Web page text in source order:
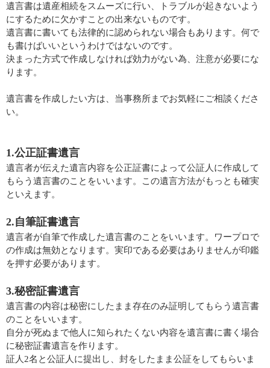
遺言書は遺産相続をスムーズに行い、トラブルが起きないよう
にするために欠かすことの出来ないものです。
遺言書に書いても法律的に認められない場合もあります。何で
も書けばいいというわけではないのです。
決まった方式で作成しなければ効力がない為、注意が必要にな
ります。
遺言書を作成したい方は、当事務所までお気軽にご相談くださ
い。
1.公正証書遺言
遺言者が伝えた遺言内容を公正証書によって公証人に作成して
もらう遺言書のことをいいます。この遺言方法がもっとも確実
といえます。
2.自筆証書遺言
遺言者が自筆で作成した遺言書のことをいいます。ワープロで
の作成は無効となります。実印である必要はありませんが印鑑
を押す必要があります。
3.秘密証書遺言
遺言書の内容は秘密にしたまま存在のみ証明してもらう遺言書
のことをいいます。
自分が死ぬまで他人に知られたくない内容を遺言書に書く場合
に秘密証書遺言を作ります。
証人2名と公証人に提出し、封をしたまま公証をしてもらいま